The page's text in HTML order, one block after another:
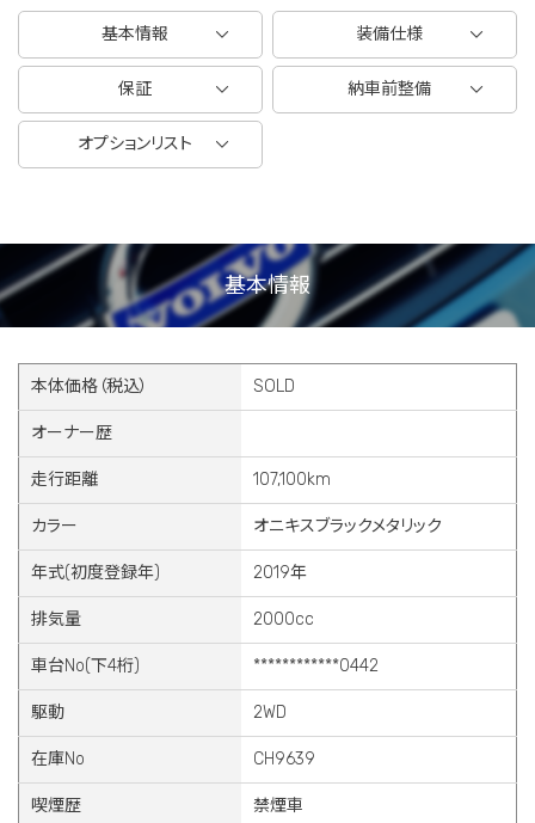
基本情報 装備仕様
保証 納車前整備
オプションリスト
基本情報
本体価格（税込） SOLD
オーナー歴
走行距離 107,100km
カラー オニキスブラックメタリック
年式(初度登録年) 2019年
排気量 2000cc
車台No(下4桁) ************0442
駆動 2WD
在庫No CH9639
喫煙歴 禁煙車